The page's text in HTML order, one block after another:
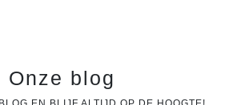
Onze blog